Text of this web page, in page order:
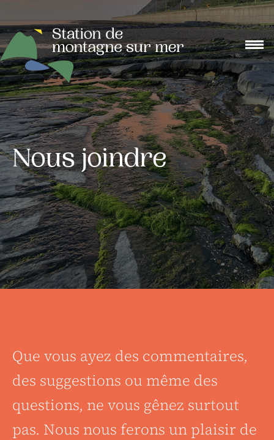
Nous joindre
Que vous ayez des commentaires,
des suggestions ou même des
questions, ne vous gênez surtout
pas. Nous nous ferons un plaisir de